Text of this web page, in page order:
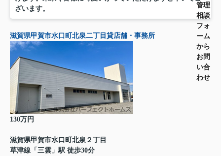
管理
相談
フォ
ーム
から
お問
い合
わせ
ざいます。
滋賀県甲賀市水口町北泉二丁目貸店舗・事務所
130万円
滋賀県甲賀市水口町北泉２丁目
草津線「三雲」駅 徒歩30分